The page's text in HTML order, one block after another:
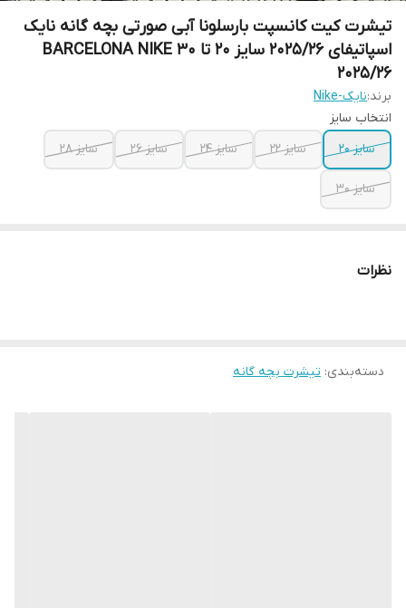
تیشرت کیت کانسپت بارسلونا آبی صورتی بچه گانه نایک
اسپاتیفای 2025/26 سایز 20 تا 30 BARCELONA NIKE
2025/26
برند:نایک-Nike
انتخاب سایز
سایز 20
سایز 22 سایز 24 سایز 26 سایز 28
سایز 30
نظرات
دسته‌بندی: تیشرت بچه گانه